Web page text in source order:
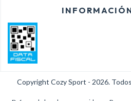
Copyright Cozy Sport - 2026.